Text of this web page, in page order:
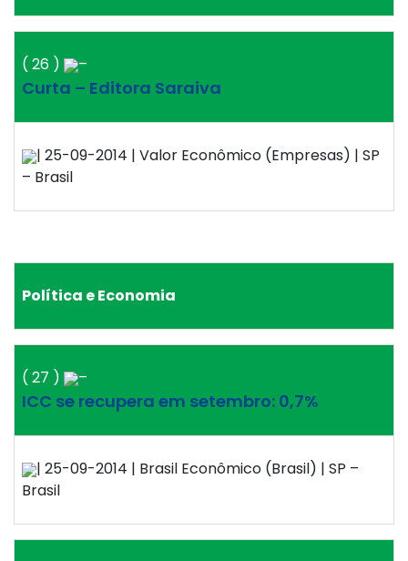
( 26 ) –
Curta – Editora Saraiva
| 25-09-2014 | Valor Econômico (Empresas) | SP
– Brasil
Política e Economia
( 27 ) –
ICC se recupera em setembro: 0,7%
| 25-09-2014 | Brasil Econômico (Brasil) | SP –
Brasil